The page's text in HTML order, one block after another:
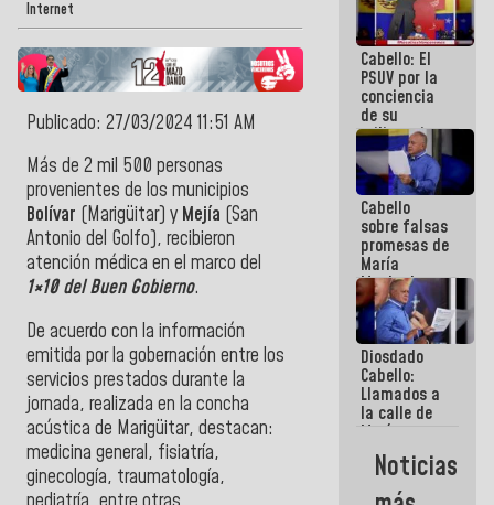
Internet
Publicado: 27/03/2024 11:51 AM
Más de 2 mil 500 personas
provenientes de los municipios
Bolívar (Marigüitar) y Mejía (San
Antonio del Golfo), recibieron
atención médica en el marco del
1×10 del Buen Gobierno.
De acuerdo con la información
emitida por la gobernación entre los
servicios prestados durante la
jornada, realizada en la concha
acústica de Marigüitar, destacan:
medicina general, fisiatría,
ginecología, traumatología,
Machado:
¡Créanle!
Cabello: El
PSUV por la
conciencia
de su
militancia
es la
organización
política más
sólida de
Venezuela
Cabello
sobre falsas
promesas de
María
Machado:
¿Quién le
puede creer?
¿Y la gente
que ella iba
a salvar en
La Guaira?
Diosdado
Cabello:
Llamados a
la calle de
María
Machado se
estrellaron
de frente
Noticias